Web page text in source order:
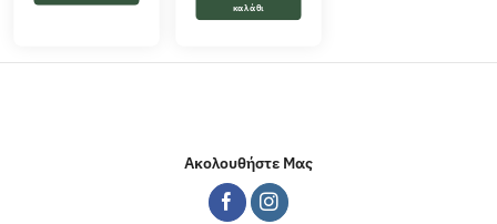
καλάθι
Ακολουθήστε Μας